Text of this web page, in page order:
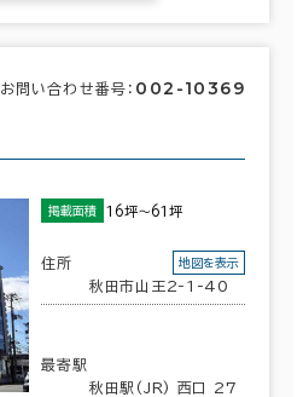
お問い合わせ番号： 002-10369
掲載面積 16坪～61坪
住所
秋田市山王2-1-40
地図を表示
最寄駅
秋田駅(JR) 西口 27